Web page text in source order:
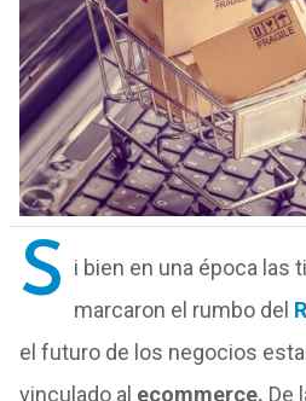
S i bien en una época las
marcaron el rumbo del
el futuro de los negocios
vinculado al ecommerce. De